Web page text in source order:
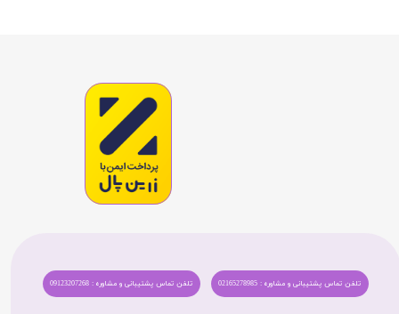
تلفن تماس پشتیبانی و مشاوره : 09123207268 تلفن تماس پشتیبانی و مشاوره : 02165278985